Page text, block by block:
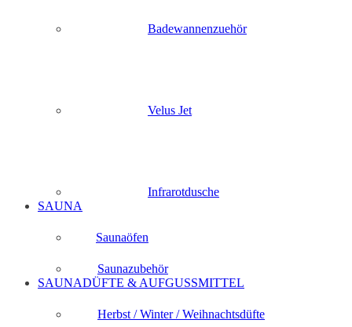
Badewannenzuehör
Velus Jet
Infrarotdusche
SAUNA
Saunaöfen
Saunazubehör
SAUNADÜFTE & AUFGUSSMITTEL
Herbst / Winter / Weihnachtsdüfte